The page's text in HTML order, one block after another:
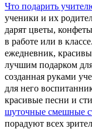
Что подарить
ученики и их
дарят цветы,
в работе или в
ежедневник,
лучшим подарком для
созданная руками
для него
красивые песни и
шуточные смешные
порадуют всех